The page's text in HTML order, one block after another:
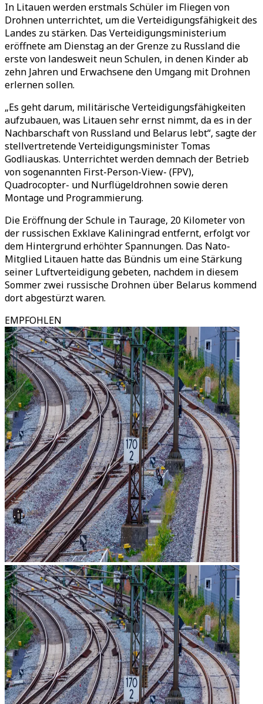
In Litauen werden erstmals Schüler im Fliegen von
Drohnen unterrichtet, um die Verteidigungsfähigkeit des
Landes zu stärken. Das Verteidigungsministerium
eröffnete am Dienstag an der Grenze zu Russland die
erste von landesweit neun Schulen, in denen Kinder ab
zehn Jahren und Erwachsene den Umgang mit Drohnen
erlernen sollen.
„Es geht darum, militärische Verteidigungsfähigkeiten
aufzubauen, was Litauen sehr ernst nimmt, da es in der
Nachbarschaft von Russland und Belarus lebt“, sagte der
stellvertretende Verteidigungsminister Tomas
Godliauskas. Unterrichtet werden demnach der Betrieb
von sogenannten First-Person-View- (FPV),
Quadrocopter- und Nurflügeldrohnen sowie deren
Montage und Programmierung.
Die Eröffnung der Schule in Taurage, 20 Kilometer von
der russischen Exklave Kaliningrad entfernt, erfolgt vor
dem Hintergrund erhöhter Spannungen. Das Nato-
Mitglied Litauen hatte das Bündnis um eine Stärkung
seiner Luftverteidigung gebeten, nachdem in diesem
Sommer zwei russische Drohnen über Belarus kommend
dort abgestürzt waren.
EMPFOHLEN